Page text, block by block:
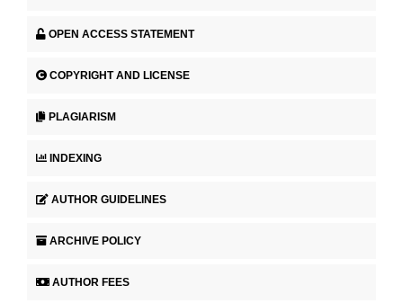
OPEN ACCESS STATEMENT
COPYRIGHT AND LICENSE
PLAGIARISM
INDEXING
AUTHOR GUIDELINES
ARCHIVE POLICY
AUTHOR FEES